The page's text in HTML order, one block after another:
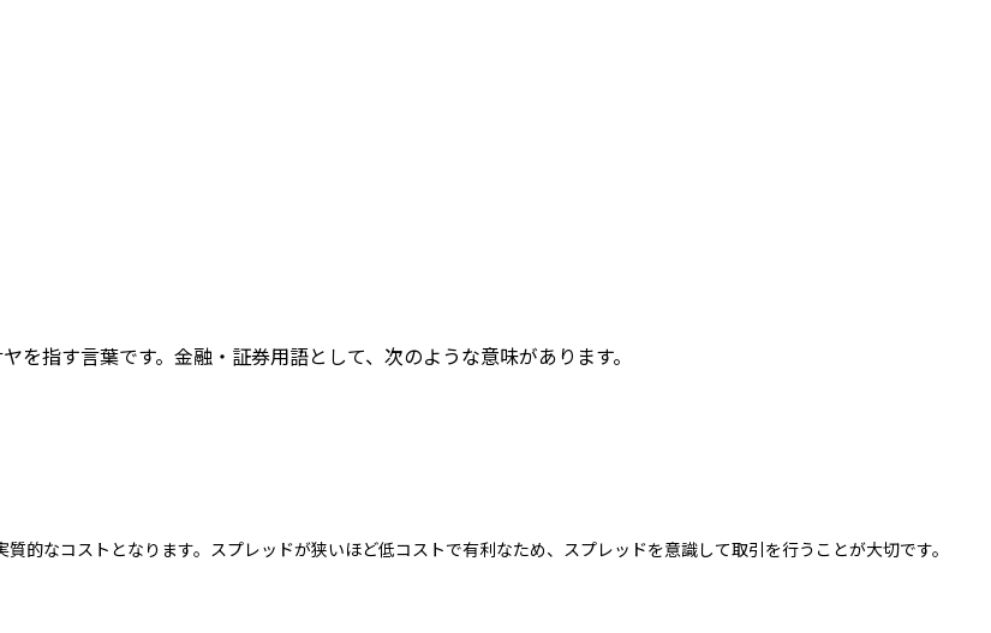
指す言葉です。金融・証券用語として、次のような意味があります。
的なコストとなります。スプレッドが狭いほど低コストで有利なため、スプレッドを意識して取引を行うことが大切です。